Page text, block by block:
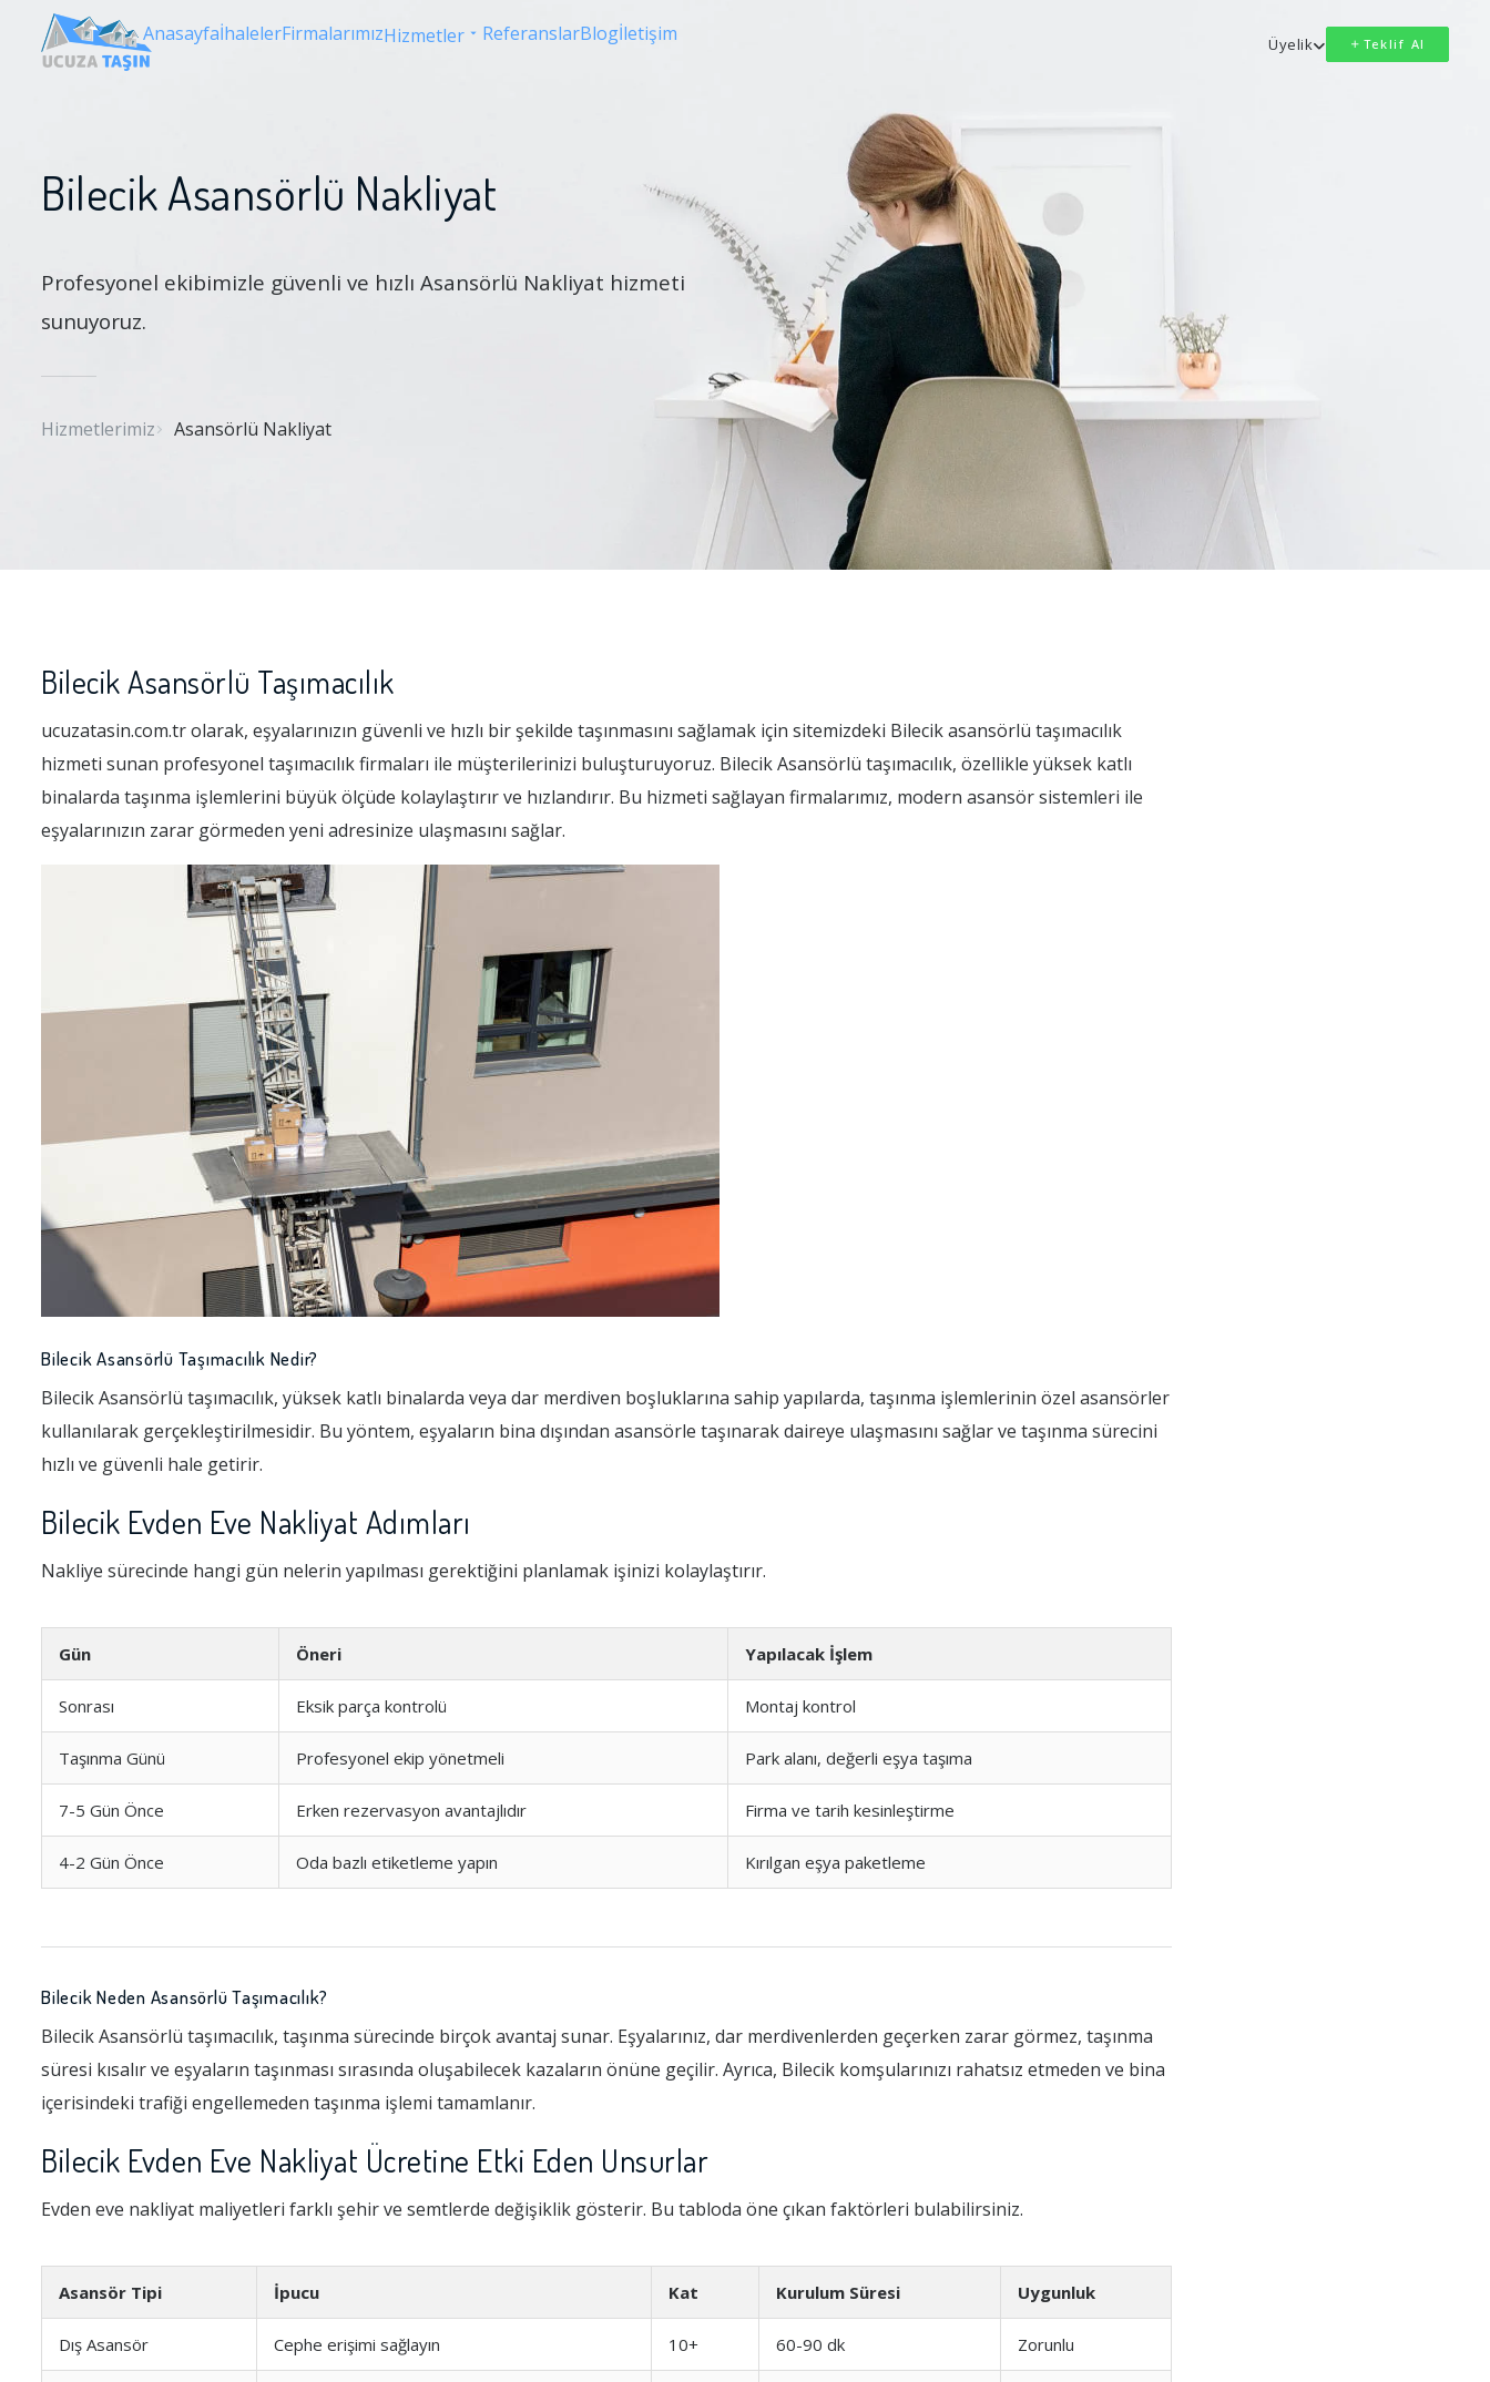
AnasayfaİhalelerFirmalarımızHizmetler ReferanslarBlogİletişim Üyelik Teklif Al
Bilecik Asansörlü Nakliyat
Profesyonel ekibimizle güvenli ve hızlı Asansörlü Nakliyat hizmeti
sunuyoruz.
Hizmetlerimiz Asansörlü Nakliyat
Bilecik Asansörlü Taşımacılık
ucuzatasin.com.tr olarak, eşyalarınızın güvenli ve hızlı bir şekilde taşınmasını sağlamak için sitemizdeki Bilecik asansörlü taşımacılık
hizmeti sunan profesyonel taşımacılık firmaları ile müşterilerinizi buluşturuyoruz. Bilecik Asansörlü taşımacılık, özellikle yüksek katlı
binalarda taşınma işlemlerini büyük ölçüde kolaylaştırır ve hızlandırır. Bu hizmeti sağlayan firmalarımız, modern asansör sistemleri ile
eşyalarınızın zarar görmeden yeni adresinize ulaşmasını sağlar.
Bilecik Asansörlü Taşımacılık Nedir?
Bilecik Asansörlü taşımacılık, yüksek katlı binalarda veya dar merdiven boşluklarına sahip yapılarda, taşınma işlemlerinin özel asansörler
kullanılarak gerçekleştirilmesidir. Bu yöntem, eşyaların bina dışından asansörle taşınarak daireye ulaşmasını sağlar ve taşınma sürecini
hızlı ve güvenli hale getirir.
Bilecik Evden Eve Nakliyat Adımları
Nakliye sürecinde hangi gün nelerin yapılması gerektiğini planlamak işinizi kolaylaştırır.
Gün Öneri Yapılacak İşlem
Sonrası Eksik parça kontrolü Montaj kontrol
Taşınma Günü Profesyonel ekip yönetmeli Park alanı, değerli eşya taşıma
7-5 Gün Önce Erken rezervasyon avantajlıdır Firma ve tarih kesinleştirme
4-2 Gün Önce Oda bazlı etiketleme yapın Kırılgan eşya paketleme
Bilecik Neden Asansörlü Taşımacılık?
Bilecik Asansörlü taşımacılık, taşınma sürecinde birçok avantaj sunar. Eşyalarınız, dar merdivenlerden geçerken zarar görmez, taşınma
süresi kısalır ve eşyaların taşınması sırasında oluşabilecek kazaların önüne geçilir. Ayrıca, Bilecik komşularınızı rahatsız etmeden ve bina
içerisindeki trafiği engellemeden taşınma işlemi tamamlanır.
Bilecik Evden Eve Nakliyat Ücretine Etki Eden Unsurlar
Evden eve nakliyat maliyetleri farklı şehir ve semtlerde değişiklik gösterir. Bu tabloda öne çıkan faktörleri bulabilirsiniz.
Asansör Tipi İpucu Kat Kurulum Süresi Uygunluk
Dış Asansör Cephe erişimi sağlayın 10+ 60-90 dk Zorunlu